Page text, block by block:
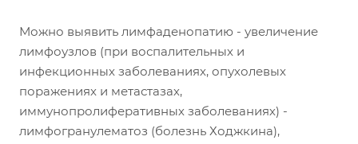
Можно выявить лимфаденопатию - увеличение
лимфоузлов (при воспалительных и
инфекционных заболеваниях, опухолевых
поражениях и метастазах,
иммунопролиферативных заболеваниях) -
лимфогранулематоз (болезнь Ходжкина),